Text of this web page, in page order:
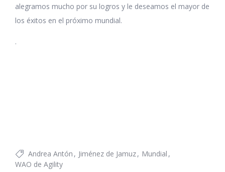
alegramos mucho por su logros y le deseamos el mayor de
los éxitos en el próximo mundial.
.
Andrea Antón Jiménez de Jamuz
Mundial
WAO de Agility